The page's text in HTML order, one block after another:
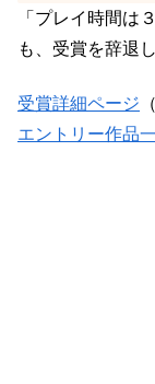
「プレイ時間は
も、受賞を辞退
受賞詳細ページ
エントリー作品